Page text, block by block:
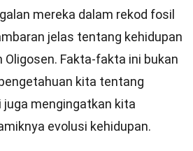
mereka dalam rekod fosil
jelas tentang kehidupan
Oligosen. Fakta-fakta ini bukan
kita tentang
mengingatkan kita
evolusi kehidupan.